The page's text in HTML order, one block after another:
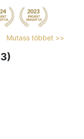
Mutass többet >>